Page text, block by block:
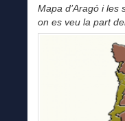
Mapa d’Aragó i les
on es veu la part